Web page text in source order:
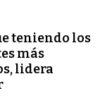
teniendo los
más
lidera